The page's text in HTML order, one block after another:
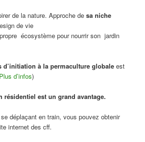
de la nature. Approche desa niche
de vie
écosystème pour nourrir son jardin
d’initiation à la permaculture globale est
Plus d’infos)
résidentiel est un grand avantage.
déplaçant en train, vous pouvez obtenir
internet des cff.